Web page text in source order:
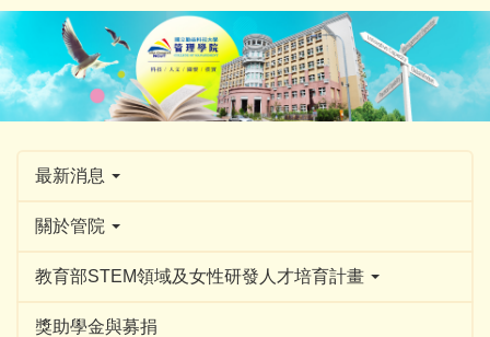
跳
到
主
要
內
最新消息
關於管院
教育部STEM領域及女性研發人才培育計畫
獎助學金與募捐